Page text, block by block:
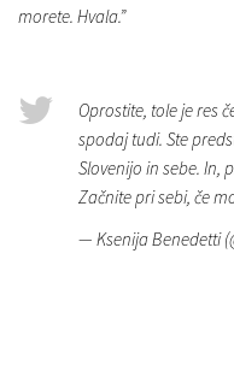
morete. Hvala.”
Oprostite, tole je res
spodaj tudi. Ste
Slovenijo in sebe. In,
Začnite pri sebi, če
— Ksenija Benedetti